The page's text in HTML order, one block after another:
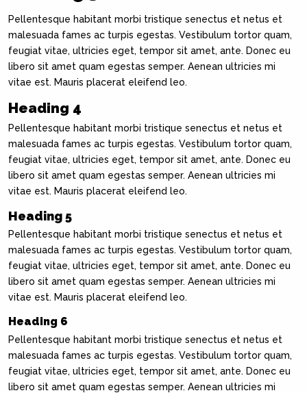
Pellentesque habitant morbi tristique senectus et netus et
malesuada fames ac turpis egestas. Vestibulum tortor quam,
feugiat vitae, ultricies eget, tempor sit amet, ante. Donec eu
libero sit amet quam egestas semper. Aenean ultricies mi
vitae est. Mauris placerat eleifend leo.
Heading 4
Pellentesque habitant morbi tristique senectus et netus et
malesuada fames ac turpis egestas. Vestibulum tortor quam,
feugiat vitae, ultricies eget, tempor sit amet, ante. Donec eu
libero sit amet quam egestas semper. Aenean ultricies mi
vitae est. Mauris placerat eleifend leo.
Heading 5
Pellentesque habitant morbi tristique senectus et netus et
malesuada fames ac turpis egestas. Vestibulum tortor quam,
feugiat vitae, ultricies eget, tempor sit amet, ante. Donec eu
libero sit amet quam egestas semper. Aenean ultricies mi
vitae est. Mauris placerat eleifend leo.
Heading 6
Pellentesque habitant morbi tristique senectus et netus et
malesuada fames ac turpis egestas. Vestibulum tortor quam,
feugiat vitae, ultricies eget, tempor sit amet, ante. Donec eu
libero sit amet quam egestas semper. Aenean ultricies mi